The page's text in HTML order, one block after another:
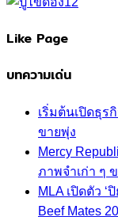
Like Page
บทความเด่น
เริ่มต้นเปิดธุร
ขายพุ่ง
Mercy
ภาพจำเก่า ๆ
MLA เปิดตัว
Beef Mates